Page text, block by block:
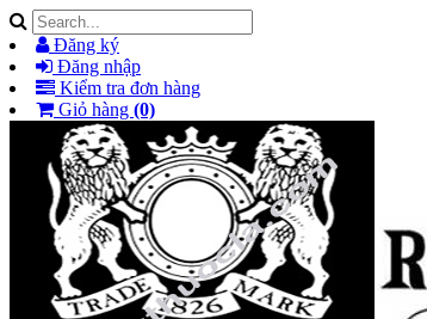
Đăng ký
Đăng nhập
Kiểm tra đơn hàng
Giỏ hàng (0)